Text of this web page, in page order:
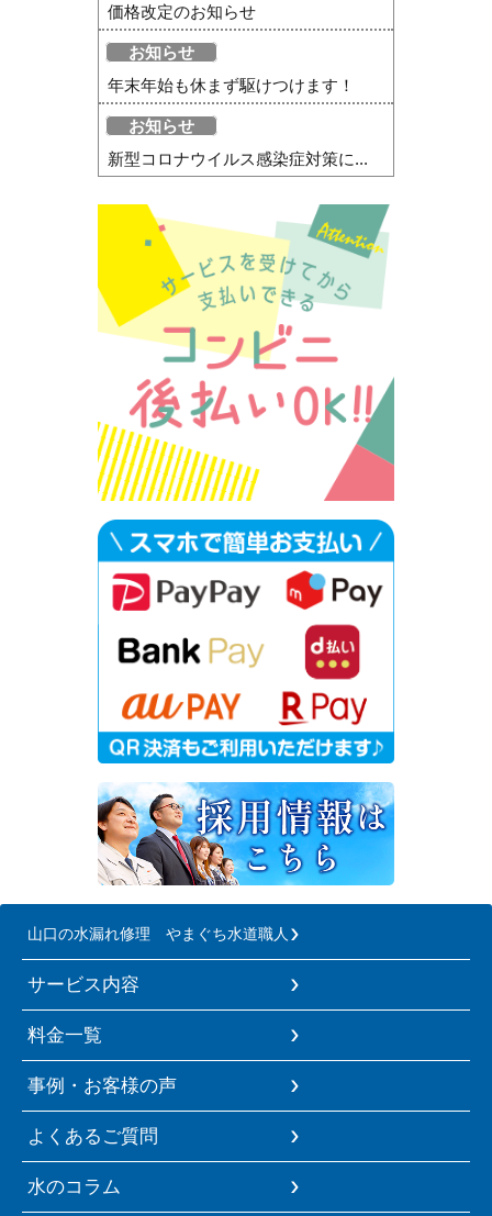
価格改定のお知らせ
お知らせ
年末年始も休まず駆けつけます！
お知らせ
新型コロナウイルス感染症対策に...
山口の水漏れ修理 やまぐち水道職人
サービス内容
料金一覧
事例・お客様の声
よくあるご質問
水のコラム